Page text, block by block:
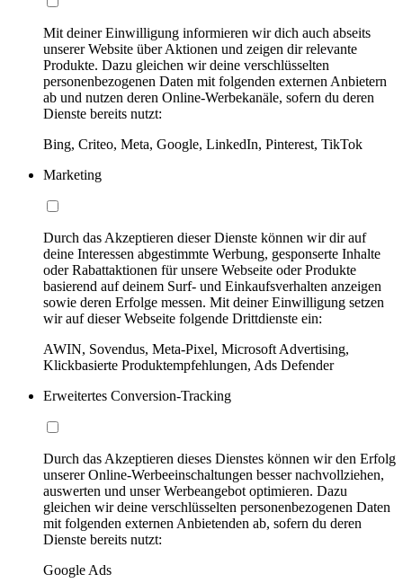
Mit deiner Einwilligung informieren wir dich auch abseits
unserer Website über Aktionen und zeigen dir relevante
Produkte. Dazu gleichen wir deine verschlüsselten
personenbezogenen Daten mit folgenden externen Anbietern
ab und nutzen deren Online-Werbekanäle, sofern du deren
Dienste bereits nutzt:
Bing, Criteo, Meta, Google, LinkedIn, Pinterest, TikTok
Marketing
Durch das Akzeptieren dieser Dienste können wir dir auf
deine Interessen abgestimmte Werbung, gesponserte Inhalte
oder Rabattaktionen für unsere Webseite oder Produkte
basierend auf deinem Surf- und Einkaufsverhalten anzeigen
sowie deren Erfolge messen. Mit deiner Einwilligung setzen
wir auf dieser Webseite folgende Drittdienste ein:
AWIN, Sovendus, Meta-Pixel, Microsoft Advertising,
Klickbasierte Produktempfehlungen, Ads Defender
Erweitertes Conversion-Tracking
Durch das Akzeptieren dieses Dienstes können wir den Erfolg
unserer Online-Werbeeinschaltungen besser nachvollziehen,
auswerten und unser Werbeangebot optimieren. Dazu
gleichen wir deine verschlüsselten personenbezogenen Daten
mit folgenden externen Anbietenden ab, sofern du deren
Dienste bereits nutzt:
Google Ads